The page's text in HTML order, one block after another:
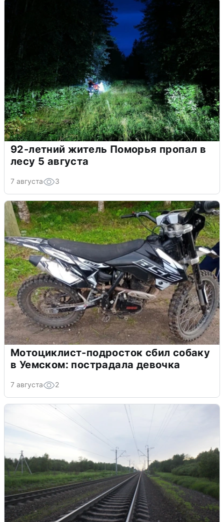
92-летний житель Поморья пропал в
лесу 5 августа
7 августа 3
Мотоциклист-подросток сбил собаку
в Уемском: пострадала девочка
7 августа 2